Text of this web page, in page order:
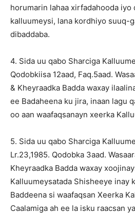
horumarin lahaa xirfadahooda iyo
kalluumeysi, lana kordhiyo suuq-
dibaddaba.
4. Sida uu qabo Sharciga
Qodobkiisa 12aad, Faq.5aad.
& Kheyraadka Badda waxay
ee Badaheena ku jira, inaan lagu
oo aan waafaqsanayn xeerka
5. Sida uu qabo Sharciga
Lr.23,1985. Qodobka 3aad.
Kheyraadka Badda waxay
Kalluumeysatada Shisheeye inay
Baddeena si waafaqsan Xeerka
Caalamiga ah ee la isku raacsan